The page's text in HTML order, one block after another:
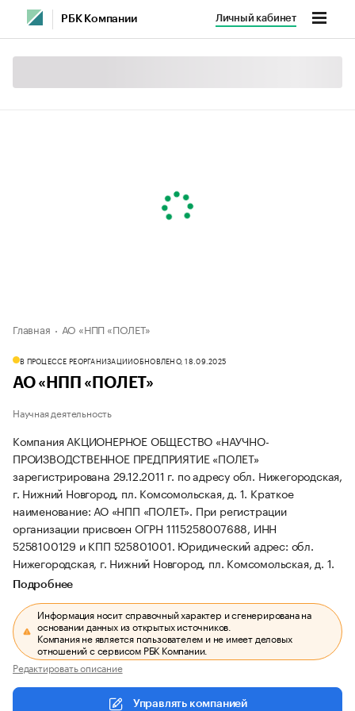
РБК Компании Личный кабинет
Главная АО «НПП «ПОЛЕТ»
В ПРОЦЕССЕ РЕОРГАНИЗАЦИИОБНОВЛЕНО, 18.09.2025
АО «НПП «ПОЛЕТ»
Научная деятельность
Компания АКЦИОНЕРНОЕ ОБЩЕСТВО «НАУЧНО-
ПРОИЗВОДСТВЕННОЕ ПРЕДПРИЯТИЕ «ПОЛЕТ»
зарегистрирована 29.12.2011 г. по адресу обл. Нижегородская,
г. Нижний Новгород, пл. Комсомольская, д. 1. Краткое
наименование: АО «НПП «ПОЛЕТ». При регистрации
организации присвоен ОГРН 1115258007688, ИНН
5258100129 и КПП 525801001. Юридический адрес: обл.
Нижегородская, г. Нижний Новгород, пл. Комсомольская, д. 1.
Подробнее
Информация носит справочный характер и сгенерирована на
основании данных из открытых источников.
Компания не является пользователем и не имеет деловых
отношений с сервисом РБК Компании.
Редактировать описание
Управлять компанией